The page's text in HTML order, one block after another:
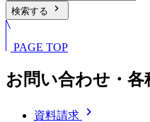
検索する chevron_right
PAGE TOP
お問い合わせ・各
資料請求 chevron_right